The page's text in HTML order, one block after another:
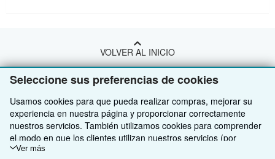
Seleccione sus preferencias de cookies
Usamos cookies para que pueda realizar compras, mejorar su
experiencia en nuestra página y proporcionar correctamente
nuestros servicios. También utilizamos cookies para comprender
el modo en que los clientes utilizan nuestros servicios (por
ejemplo, midiendo las visitas al sitio) y así poder realizar mejoras.
Ver más
VOLVER AL INICIO
Compre con nosotros
Búsqueda avanzada
Colecciones
Venda con nosotros
Comenzar a vender
Sobre nosotros